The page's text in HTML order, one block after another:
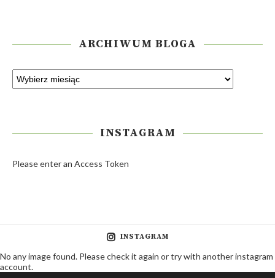
ARCHIWUM BLOGA
INSTAGRAM
Please enter an Access Token
INSTAGRAM
No any image found. Please check it again or try with another instagram
account.